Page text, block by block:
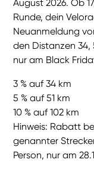
August 2026. Ob
Runde, dein
Neuanmeldung
den Distanzen 34,
nur am Black
3 % auf 34 km
5 % auf 51 km
10 % auf 102 km
Hinweis: Rabatt
genannter
Person, nur am